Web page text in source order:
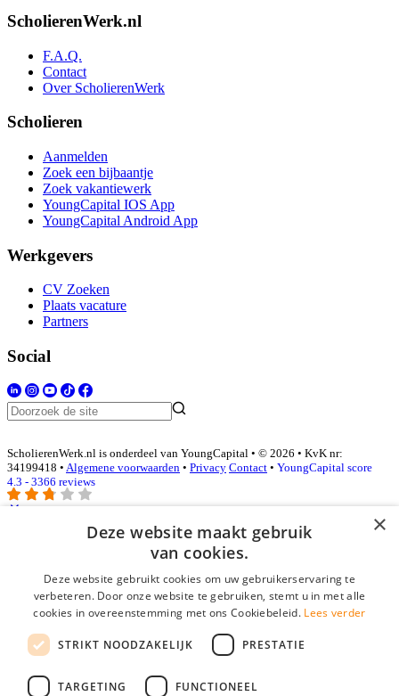
ScholierenWerk.nl
F.A.Q.
Contact
Over ScholierenWerk
Scholieren
Aanmelden
Zoek een bijbaantje
Zoek vakantiewerk
YoungCapital IOS App
YoungCapital Android App
Werkgevers
CV Zoeken
Plaats vacature
Partners
Social
ScholierenWerk.nl is onderdeel van YoungCapital • © 2026 • KvK nr:
34199418 • Algemene voorwaarden • Privacy Contact • YoungCapital score
4.3 - 3366 reviews
E-mail*
Wachtwoord
login gegevens onthouden
login
×
Deze website maakt gebruik
van cookies.
Deze website gebruikt cookies om uw gebruikerservaring te
verbeteren. Door onze website te gebruiken, stemt u in met alle
cookies in overeenstemming met ons Cookiebeleid. Lees verder
STRIKT NOODZAKELIJK PRESTATIE
TARGETING FUNCTIONEEL